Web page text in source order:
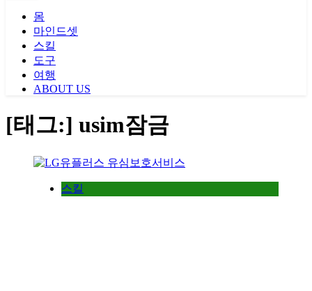
몸
마인드셋
스킬
도구
여행
ABOUT US
[태그:] usim잠금
스킬